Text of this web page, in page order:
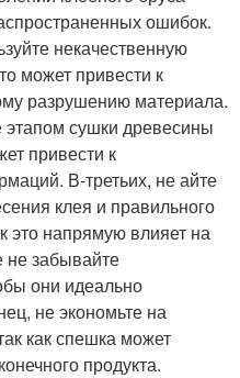
ошибок.
некачественную
может привести к
разрушению материала.
этапом сушки древесины
привести к
В-третьих, не айте
клея и правильного
это напрямую влияет на
не забывайте
они идеально
не экономьте на
как спешка может
продукта.